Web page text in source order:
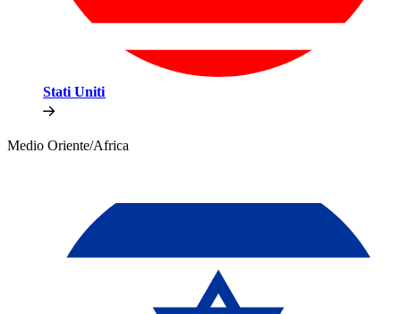
Stati Uniti​​
Medio Oriente/Africa​​